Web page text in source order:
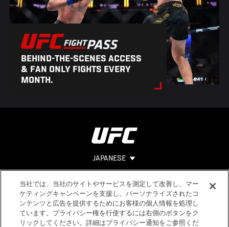
BEHIND-THE-SCENES ACCESS
& FAN ONLY FIGHTS EVERY
MONTH.
JAPANESE
Footer ヘルプ
法的事項
利用規約
個人情報保
当社では、当社のサイトやサービスを測定して改善し、マー
ケティングキャンペーンを支援し、パーソナライズされたコ
ンテンツと広告を提供するためにお客様の個人情報を処理し
ています。プライバシー権を行使するには右側のボタンをク
リックしてください。詳細はプライバシー通知をご参照くだ